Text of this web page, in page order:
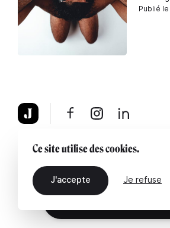
Publié
À propos Mentions légales Contactez-
Ce site utilise des cookies.
J'accepte Je refuse